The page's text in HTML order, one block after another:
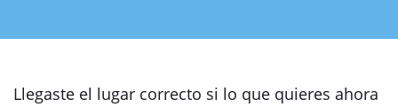
Llegaste el lugar correcto si lo que quieres ahora